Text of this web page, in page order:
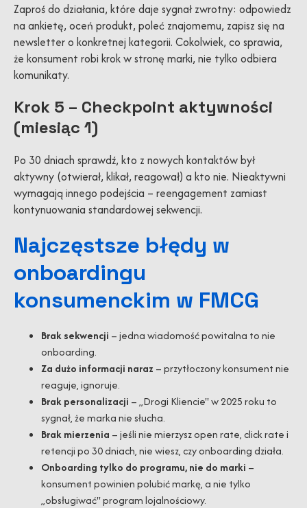
Zaproś do działania, które daje sygnał zwrotny: odpowiedz
na ankietę, oceń produkt, poleć znajomemu, zapisz się na
newsletter o konkretnej kategorii. Cokolwiek, co sprawia,
że konsument robi krok w stronę marki, nie tylko odbiera
komunikaty.
Krok 5 – Checkpoint aktywności
(miesiąc 1)
Po 30 dniach sprawdź, kto z nowych kontaktów był
aktywny (otwierał, klikał, reagował) a kto nie. Nieaktywni
wymagają innego podejścia – reengagement zamiast
kontynuowania standardowej sekwencji.
Najczęstsze błędy w
onboardingu
konsumenckim w FMCG
Brak sekwencji – jedna wiadomość powitalna to nie
onboarding.
Za dużo informacji naraz – przytłoczony konsument nie
reaguje, ignoruje.
Brak personalizacji – „Drogi Kliencie" w 2025 roku to
sygnał, że marka nie słucha.
Brak mierzenia – jeśli nie mierzysz open rate, click rate i
retencji po 30 dniach, nie wiesz, czy onboarding działa.
Onboarding tylko do programu, nie do marki –
konsument powinien polubić markę, a nie tylko
„obsługiwać" program lojalnościowy.